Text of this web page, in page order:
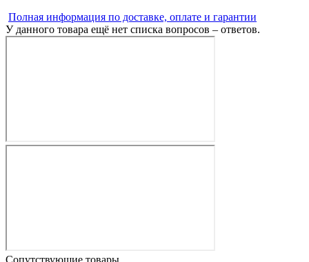
Полная информация по доставке, оплате и гарантии
У данного товара ещё нет списка вопросов – ответов.
Сопутствующие товары